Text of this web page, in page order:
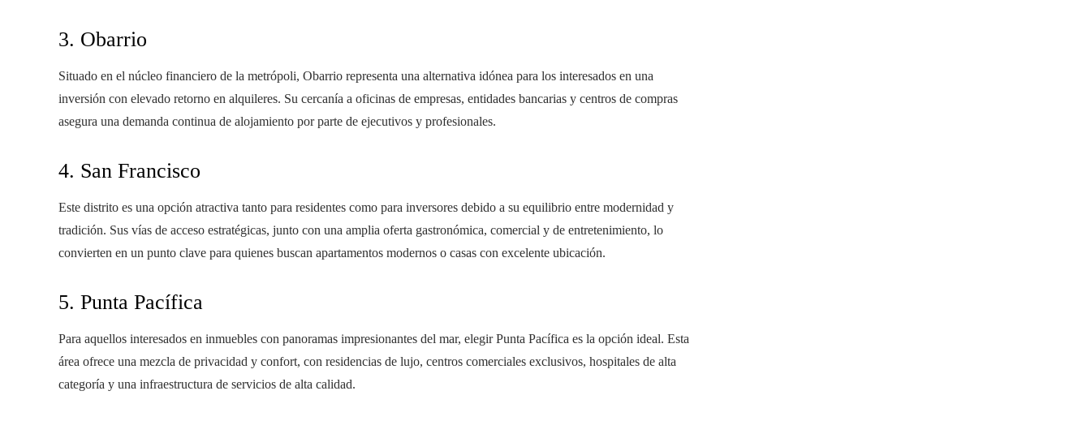
3. Obarrio
Situado en el núcleo financiero de la metrópoli, Obarrio representa una alternativa idónea para los interesados en una
inversión con elevado retorno en alquileres. Su cercanía a oficinas de empresas, entidades bancarias y centros de compras
asegura una demanda continua de alojamiento por parte de ejecutivos y profesionales.
4. San Francisco
Este distrito es una opción atractiva tanto para residentes como para inversores debido a su equilibrio entre modernidad y
tradición. Sus vías de acceso estratégicas, junto con una amplia oferta gastronómica, comercial y de entretenimiento, lo
convierten en un punto clave para quienes buscan apartamentos modernos o casas con excelente ubicación.
5. Punta Pacífica
Para aquellos interesados en inmuebles con panoramas impresionantes del mar, elegir Punta Pacífica es la opción ideal. Esta
área ofrece una mezcla de privacidad y confort, con residencias de lujo, centros comerciales exclusivos, hospitales de alta
categoría y una infraestructura de servicios de alta calidad.